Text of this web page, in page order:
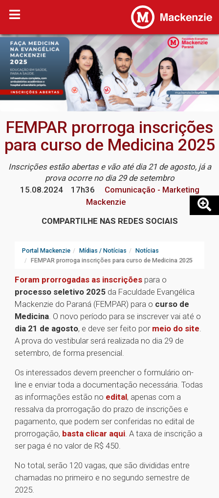
FEMPAR prorroga inscrições
para curso de Medicina 2025
Inscrições estão abertas e vão até dia 21 de agosto, já a
prova ocorre no dia 29 de setembro
15.08.2024
17h36
Comunicação - Marketing
Mackenzie
COMPARTILHE NAS REDES SOCIAIS
Portal Mackenzie Mídias / Notícias
Notícias
FEMPAR prorroga inscrições para curso de Medicina 2025
Foram prorrogadas as inscrições para o
processo seletivo 2025 da Faculdade Evangélica
Mackenzie do Paraná (FEMPAR) para o curso de
Medicina. O novo período para se inscrever vai até o
dia 21 de agosto, e deve ser feito por meio do site.
A prova do vestibular será realizada no dia 29 de
setembro, de forma presencial.
Os interessados devem preencher o formulário on-
line e enviar toda a documentação necessária. Todas
as informações estão no edital, apenas com a
ressalva da prorrogação do prazo de inscrições e
pagamento, que podem ser conferidas no edital de
prorrogação, basta clicar aqui. A taxa de inscrição a
ser paga é no valor de R$ 450.
No total, serão 120 vagas, que são divididas entre
chamadas no primeiro e no segundo semestre de
2025.